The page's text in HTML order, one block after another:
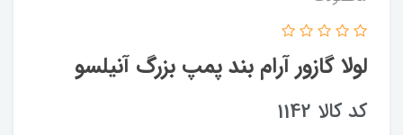
لولا گازور آرام بند پمپ بزرگ آنیلسو
کد کالا 1142